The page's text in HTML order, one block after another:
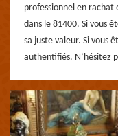
professionnel en rachat
dans le 81400. Si vous
sa juste valeur. Si vous
authentifiés. N’hésitez